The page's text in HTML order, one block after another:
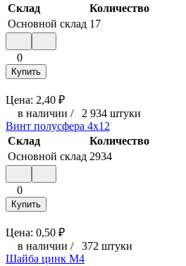
Склад
Количество
Основной склад 17
0
Купить
Цена: 2,40 ₽
в наличии / 2 934 штуки
Винт полусфера 4x12
Склад
Количество
Основной склад 2934
0
Купить
Цена: 0,50 ₽
в наличии / 372 штуки
Шайба цинк М4